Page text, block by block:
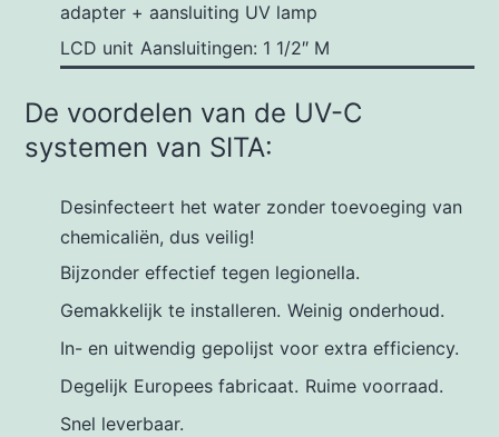
adapter + aansluiting UV lamp
LCD unit Aansluitingen: 1 1/2″ M
De voordelen van de UV-C
systemen van SITA:
Desinfecteert het water zonder toevoeging van
chemicaliën, dus veilig!
Bijzonder effectief tegen legionella.
Gemakkelijk te installeren. Weinig onderhoud.
In- en uitwendig gepolijst voor extra efficiency.
Degelijk Europees fabricaat. Ruime voorraad.
Snel leverbaar.